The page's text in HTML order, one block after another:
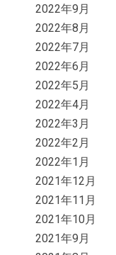
2022年9月
2022年8月
2022年7月
2022年6月
2022年5月
2022年4月
2022年3月
2022年2月
2022年1月
2021年12月
2021年11月
2021年10月
2021年9月